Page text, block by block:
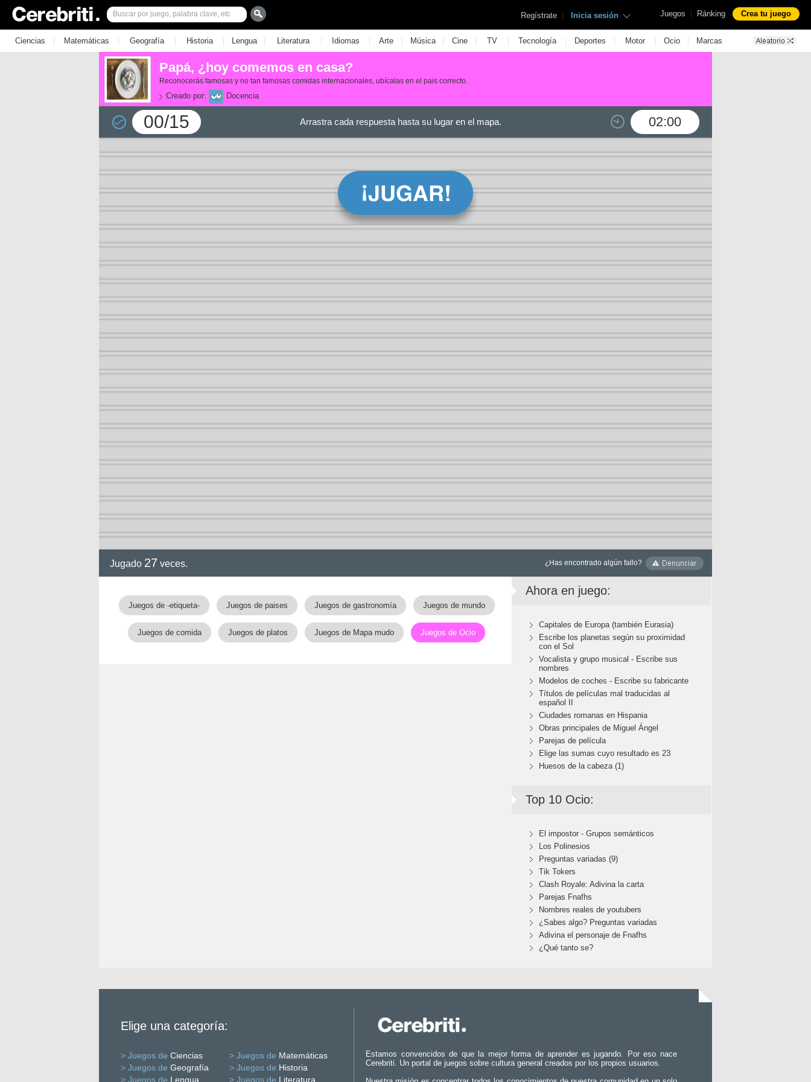
Juegos | Ránking Crea tu juego
Regístrate | Inicia sesión
Ciencias | Matemáticas | Geografía | Historia | Lengua | Literatura | Idiomas | Arte | Música | Cine | TV | Tecnología | Deportes | Motor | Ocio | Marcas
Papá, ¿hoy comemos en casa?
Reconocerás famosas y no tan famosas comidas internacionales, ubícalas en el pais correcto.
Creado por: Docencia
00/15 02:00
Arrastra cada respuesta hasta su lugar en el mapa.
Jugado 27 veces. ¿Has encontrado algún fallo?
Juegos de -etiqueta- Juegos de paises Juegos de gastronomía Juegos de mundo
Juegos de comida Juegos de platos Juegos de Mapa mudo Juegos de Ocio
Ahora en juego:
Capitales de Europa (también Eurasia)
Escribe los planetas según su proximidad
con el Sol
Vocalista y grupo musical - Escribe sus
nombres
Modelos de coches - Escribe su fabricante
Títulos de películas mal traducidas al
español II
Ciudades romanas en Hispania
Obras principales de Miguel Ángel
Parejas de película
Elige las sumas cuyo resultado es 23
Huesos de la cabeza (1)
Top 10 Ocio:
El impostor - Grupos semánticos
Los Polinesios
Preguntas variadas (9)
Tik Tokers
Clash Royale: Adivina la carta
Parejas Fnafhs
Nombres reales de youtubers
¿Sabes algo? Preguntas variadas
Adivina el personaje de Fnafhs
¿Qué tanto se?
Elige una categoría:
> Juegos de Ciencias > Juegos de Matemáticas
> Juegos de Geografía > Juegos de Historia
> Juegos de Lengua > Juegos de Literatura
Estamos convencidos de que la mejor forma de aprender es jugando. Por eso nace
Cerebriti. Un portal de juegos sobre cultura general creados por los propios usuarios.